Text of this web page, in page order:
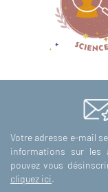
Votre adresse e-mail
informations sur les
pouvez vous
cliquez ici.